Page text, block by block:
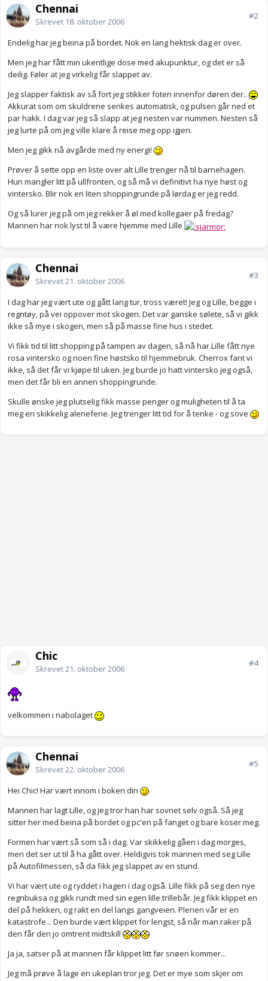
Chennai
Skrevet 18. oktober 2006
#2
Endelig har jeg beina på bordet. Nok en lang hektisk dag er over.
Men jeg har fått min ukentlige dose med akupunktur, og det er så
deilig. Føler at jeg virkelig får slappet av.
Jeg slapper faktisk av så fort jeg stikker foten innenfor døren der..
Akkurat som om skuldrene senkes automatisk, og pulsen går ned et
par hakk. I dag var jeg så slapp at jeg nesten var nummen. Nesten så
jeg lurte på om jeg ville klare å reise meg opp igjen.
Men jeg gikk nå avgårde med ny energi!
Prøver å sette opp en liste over alt Lille trenger nå til barnehagen.
Hun mangler litt på ullfronten, og så må vi definitivt ha nye høst og
vintersko. Blir nok en liten shoppingrunde på lørdag er jeg redd.
Og så lurer jeg på om jeg rekker å øl med kollegaer på fredag?
Mannen har nok lyst til å være hjemme med Lille
Chennai
Skrevet21. oktober 2006
#3
I dag har jeg vært ute og gått lang tur, tross været! Jeg og Lille, begge i
regntøy, på vei oppover mot skogen. Det var ganske sølete, så vi gikk
ikke så mye i skogen, men så på masse fine hus i stedet.
Vi fikk tid til litt shopping på tampen av dagen, så nå har Lille fått nye
rosa vintersko og noen fine høstsko til hjemmebruk. Cherrox fant vi
ikke, så det får vi kjøpe til uken. Jeg burde jo hatt vintersko jeg også,
men det får bli en annen shoppingrunde.
Skulle ønske jeg plutselig fikk masse penger og muligheten til å ta
meg en skikkelig aleneferie. Jeg trenger litt tid for å tenke - og sove
Chic
Skrevet21. oktober 2006
#4
velkommen i nabolaget
Chennai
Skrevet22. oktober 2006
#5
Hei Chic! Har vært innom i boken din
Mannen har lagt Lille, og jeg tror han har sovnet selv også. Så jeg
sitter her med beina på bordet og pc'en på fanget og bare koser meg.
Formen har vært så som så i dag. Var skikkelig gåen i dag morges,
men det ser ut til å ha gått over. Heldigvis tok mannen med seg Lille
på Autofilmessen, så da fikk jeg slappet av en stund.
Vi har vært ute og ryddet i hagen i dag også. Lille fikk på seg den nye
regnbuksa og gikk rundt med sin egen lille trillebår. Jeg fikk klippet en
del på hekken, og rakt en del langs gangveien. Plenen vår er en
katastrofe... Den burde vært klippet for lengst, så når man raker på
den får den jo omtrent midtskill
Ja ja, satser på at mannen får klippet litt før snøen kommer...
Jeg må prøve å lage en ukeplan tror jeg. Det er mye som skjer om